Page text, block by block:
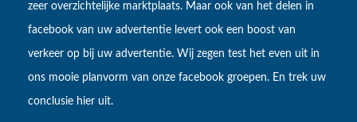
zeer overzichtelijke marktplaats. Maar ook van het delen in
facebook van uw advertentie levert ook een boost van
verkeer op bij uw advertentie. Wij zegen test het even uit in
ons mooie planvorm van onze facebook groepen. En trek uw
conclusie hier uit.